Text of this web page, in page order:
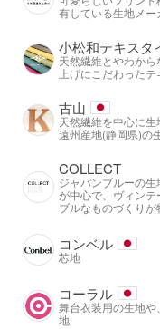
有している生地メー
小松和テキスタ
天然繊維とやわか
上げにこだわった
古山
天然繊維を中心に
遠州産地(静岡県)の
COLLECT
ジャパンブルーの
が中心で、ヴィン
ブルなものづくりが
コンベル
芯地
コーラル
舞台衣装用の生地
地